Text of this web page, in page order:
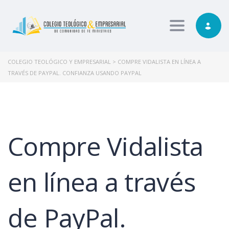
Toggle
COLEGIO TEOLÓGICO Y EMPRESARIAL > COMPRE VIDALISTA EN LÍNEA A
TRAVÉS DE PAYPAL. CONFIANZA USANDO PAYPAL
Compre Vidalista
en línea a través
de PayPal.